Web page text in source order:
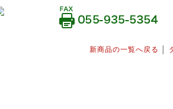
新商品の一覧へ戻る